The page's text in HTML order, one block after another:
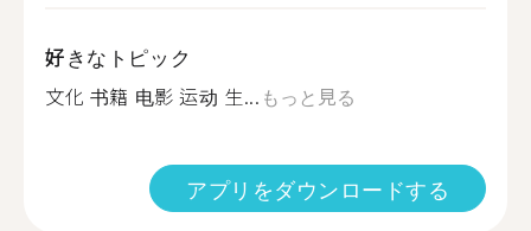
好きなトピック
文化 书籍 电影 运动 生... もっと見る
アプリをダウンロードする